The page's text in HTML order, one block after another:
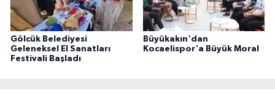
Gölcük Belediyesi
Geleneksel El Sanatları
Festivali Başladı
Büyükakın'dan
Kocaelispor'a Büyük Moral